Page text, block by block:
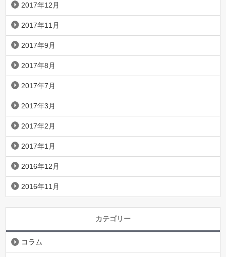
2017年12月
2017年11月
2017年9月
2017年8月
2017年7月
2017年3月
2017年2月
2017年1月
2016年12月
2016年11月
カテゴリー
コラム